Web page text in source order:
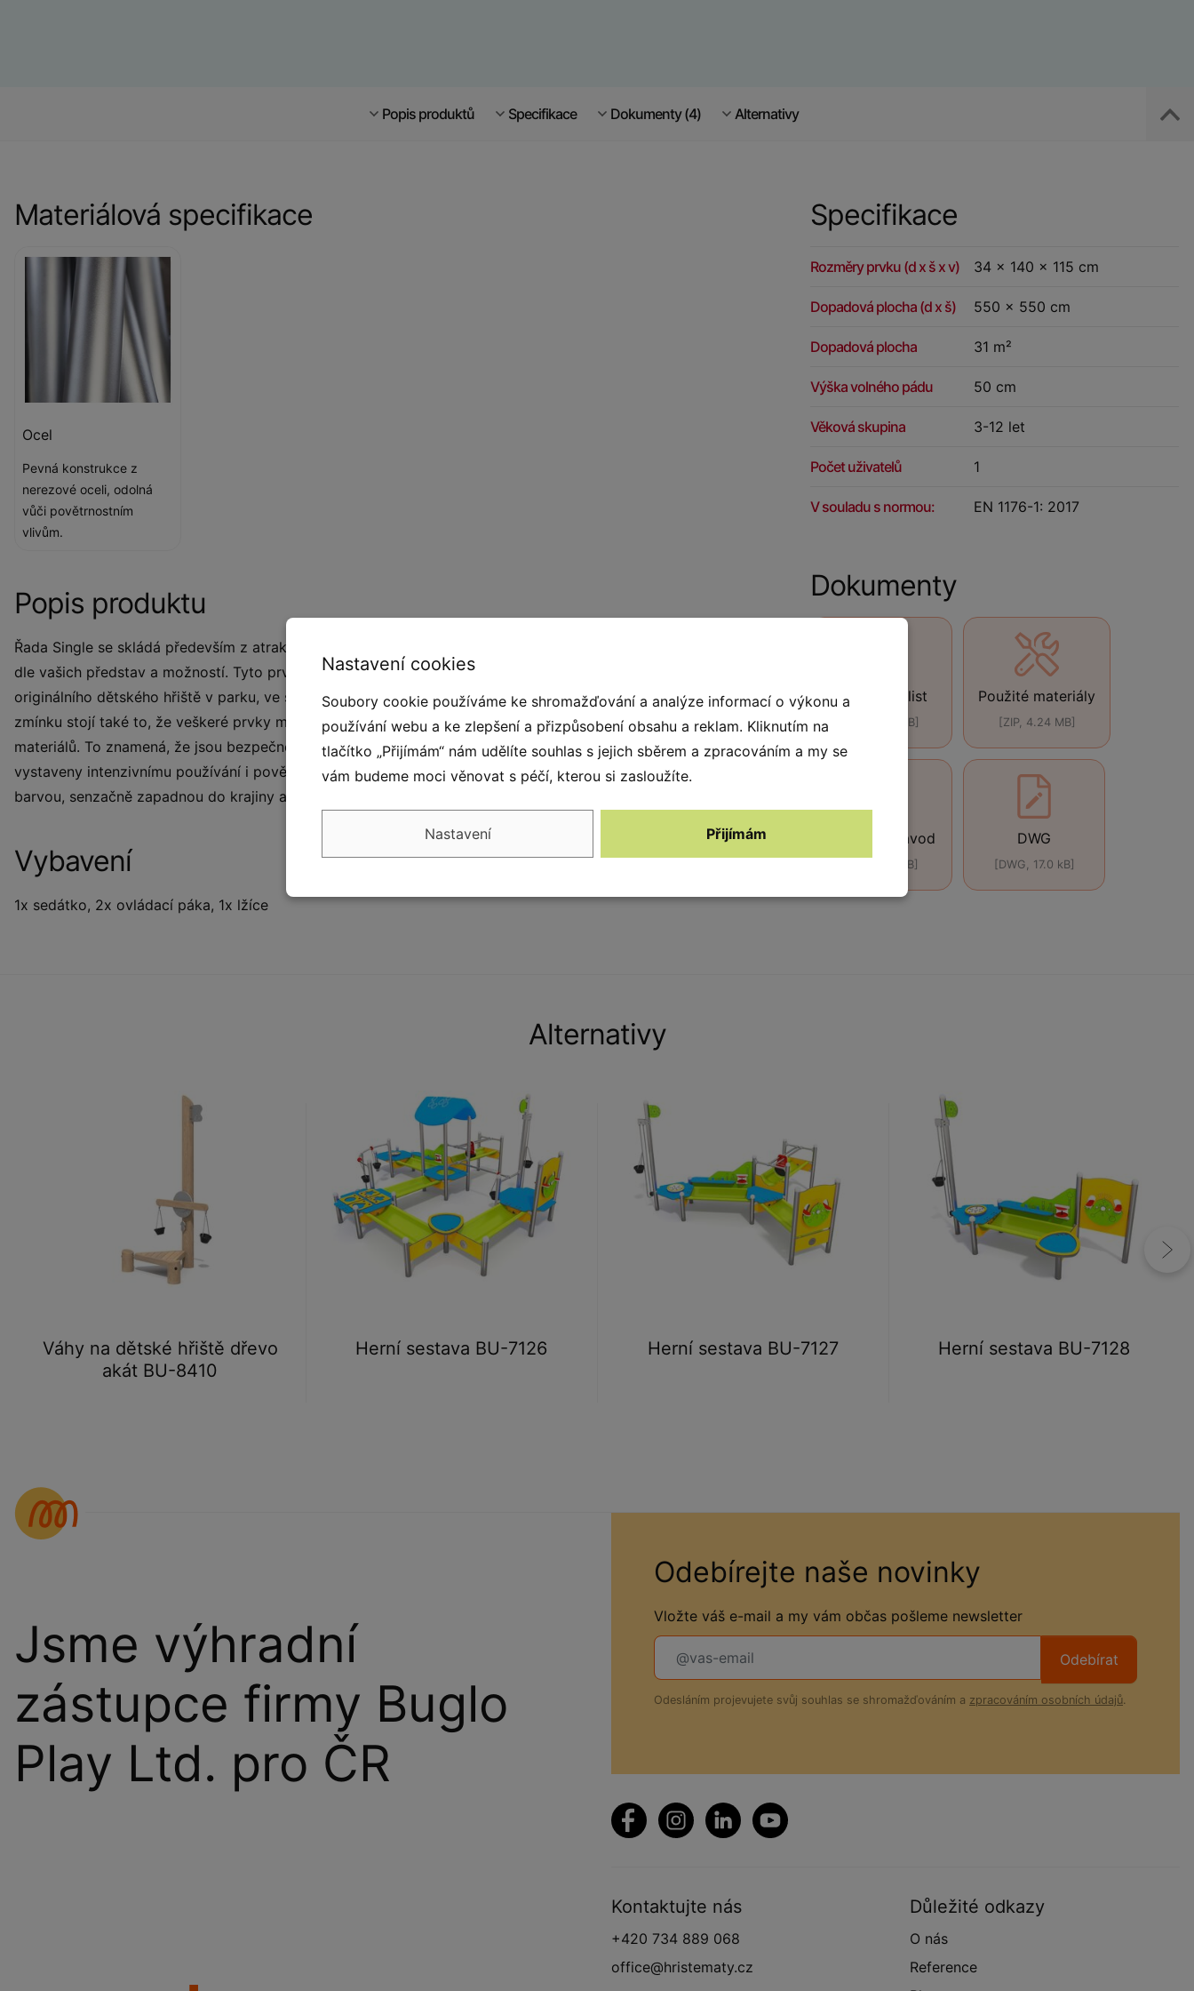
Popis produktů Specifikace Dokumenty (4) Alternativy
Specifikace
Rozměry prvku (d x š x v) 34 x 140 x 115 cm
Dopadová plocha (d x š) 550 x 550 cm
Dopadová plocha 31 m²
Výška volného pádu 50 cm
Věková skupina 3-12 let
Počet uživatelů 1
V souladu s normou: EN 1176-1: 2017
Dokumenty
Technický list
[PDF, 440 kB]
Použité materiály
[ZIP, 4.24 MB]
Montážní návod
[ZIP, 99.0 kB]
DWG
[DWG, 17.0 kB]
Materiálová specifikace
Ocel
Pevná konstrukce z
nerezové oceli, odolná
vůči povětrnostním
vlivům.
Popis produktu
Řada Single se skládá především z atraktivních a různorodých prvků, které umožňují vyplnit dětské hřiště
dle vašich představ a možností. Tyto prvky se stanou nejlepším výchozím bodem pro vytvoření
originálního dětského hřiště v parku, ve školce či škole, u rekreačního domu nebo i na vlastní zahradě. Za
zmínku stojí také to, že veškeré prvky mají potřebné certifikáty a jsou vyrobeny z nejkvalitnějších
materiálů. To znamená, že jsou bezpečné a dlouho si zachovají svůj skvělý vzhled, i když budou
vystaveny intenzivnímu používání i povětrnostním vlivům. Prvky vás zaujmou svým tvarem, motivem a
barvou, senzačně zapadnou do krajiny a budou tak děti vybízet ke hře.
Vybavení
1x sedátko, 2x ovládací páka, 1x lžíce
Alternativy
Váhy na dětské hřiště dřevo
akát BU-8410
Herní sestava BU-7126 Herní sestava BU-7127 Herní sestava BU-7128
Jsme výhradní
zástupce firmy Buglo
Play Ltd. pro ČR
Odebírejte naše novinky
Vložte váš e-mail a my vám občas pošleme newsletter
Odebírat
Odesláním projevujete svůj souhlas se shromažďováním a zpracováním osobních údajů.
Kontaktujte nás
+420 734 889 068
office@hristematy.cz
Důležité odkazy
O nás
Reference
Nastavení cookies
Soubory cookie používáme ke shromažďování a analýze informací o výkonu a
používání webu a ke zlepšení a přizpůsobení obsahu a reklam. Kliknutím na
tlačítko „Přijímám“ nám udělíte souhlas s jejich sběrem a zpracováním a my se
vám budeme moci věnovat s péčí, kterou si zasloužíte.
Nastavení Přijímám